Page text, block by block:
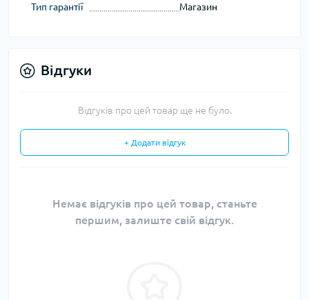
Тип гарантії Магазин
Відгуки
Відгуків про цей товар ще не було.
+ Додати відгук
Немає відгуків про цей товар, станьте
першим, залиште свій відгук.